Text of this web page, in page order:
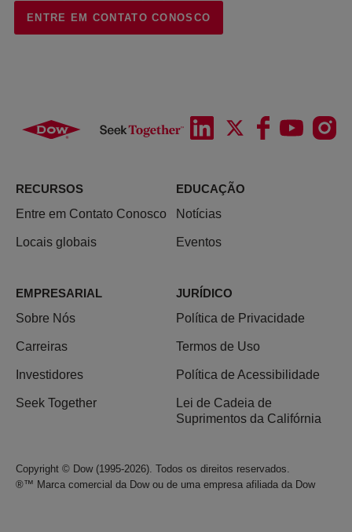
ENTRE EM CONTATO CONOSCO
RECURSOS
Entre em Contato Conosco
Locais globais
EDUCAÇÃO
Notícias
Eventos
EMPRESARIAL
Sobre Nós
Carreiras
Investidores
Seek Together
JURÍDICO
Política de Privacidade
Termos de Uso
Política de Acessibilidade
Lei de Cadeia de
Suprimentos da Califórnia
Copyright © Dow (1995-2026). Todos os direitos reservados.
®™ Marca comercial da Dow ou de uma empresa afiliada da Dow